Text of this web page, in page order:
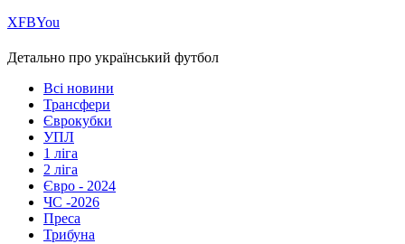
ХFBYou
Детально про український футбол
Всі новини
Трансфери
Єврокубки
УПЛ
1 ліга
2 ліга
Євро - 2024
ЧС -2026
Преса
Трибуна